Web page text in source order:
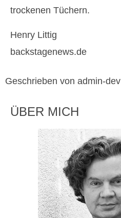
trockenen Tüchern.
Henry Littig
backstagenews.de
Geschrieben von admin-dev
ÜBER MICH